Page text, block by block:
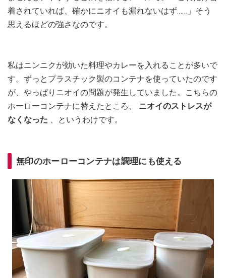
着されていれば、確かにニオイも漏れないはず……」そう
思えるほどの強さなのです。
私はニンニクが効いた料理やカレーを入れることが多いで
す。ずっとプラスチック製のコンテナを使っていたのです
が、やっぱりニオイの問題が発生していました。こちらの
ホーローコンテナに替えたところ、 ニオイのストレスが
なくなった 、というわけです。
無印のホーローコンテナは調理にも使える